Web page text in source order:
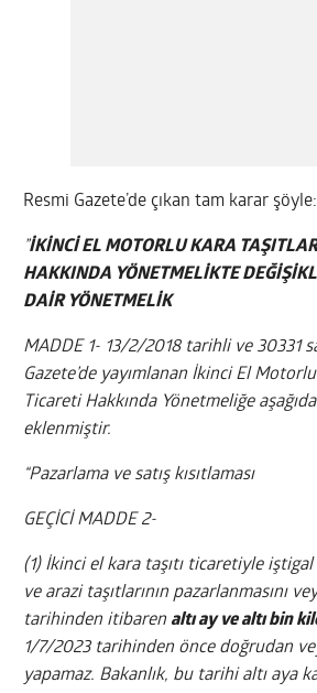
Resmi Gazete’de çıkan tam karar şöyle:
”İKİNCİ EL MOTORLU KARA
HAKKINDA YÖNETMELİKTE
DAİR YÖNETMELİK
MADDE 1- 13/2/2018 tarihli ve 30331
Gazete’de yayımlanan İkinci El Motorlu
Ticareti Hakkında Yönetmeliğe
eklenmiştir.
“Pazarlama ve satış kısıtlaması
GEÇİCİ MADDE 2-
(1) İkinci el kara taşıtı ticaretiyle
ve arazi taşıtlarının pazarlanmasını
tarihinden itibaren altı ay ve altı bin
1/7/2023 tarihinden önce doğrudan
yapamaz. Bakanlık, bu tarihi altı aya